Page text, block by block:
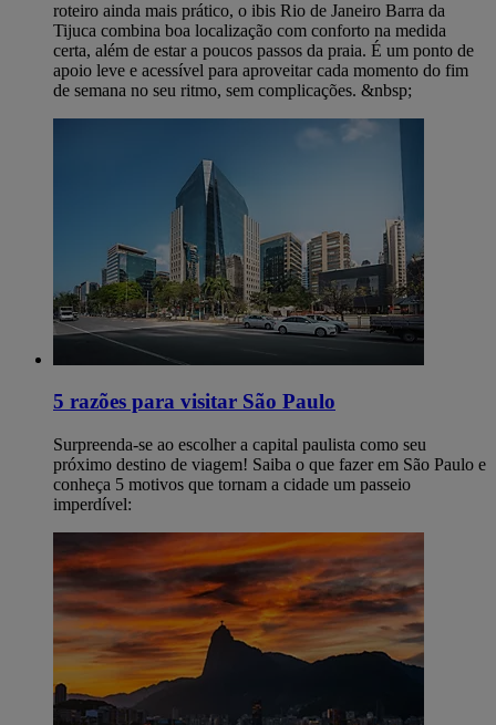
roteiro ainda mais prático, o ibis Rio de Janeiro Barra da
Tijuca combina boa localização com conforto na medida
certa, além de estar a poucos passos da praia. É um ponto de
apoio leve e acessível para aproveitar cada momento do fim
de semana no seu ritmo, sem complicações. &nbsp;
5 razões para visitar São Paulo
Surpreenda-se ao escolher a capital paulista como seu
próximo destino de viagem! Saiba o que fazer em São Paulo e
conheça 5 motivos que tornam a cidade um passeio
imperdível: